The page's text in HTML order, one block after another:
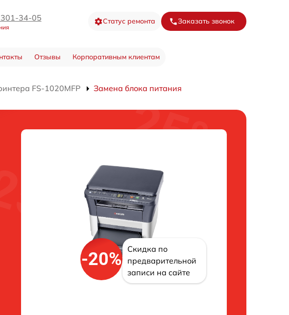
34-05 Статус ремонта Заказать звонок
Отзывы Корпоративным клиентам
FS-1020MFP Замена блока питания
-20%
Скидка по
предварительной
записи на сайте